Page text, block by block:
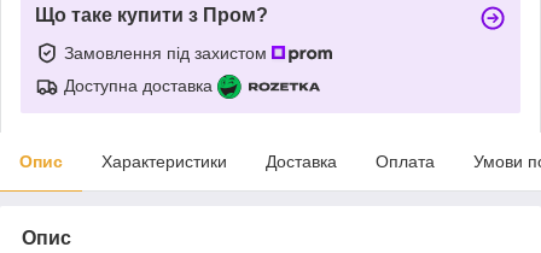
Що таке купити з Пром?
Замовлення під захистом
Доступна доставка
Опис Характеристики Доставка Оплата Умови
Опис